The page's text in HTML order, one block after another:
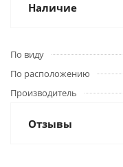
Наличие
По виду
По расположению
Производитель
Отзывы